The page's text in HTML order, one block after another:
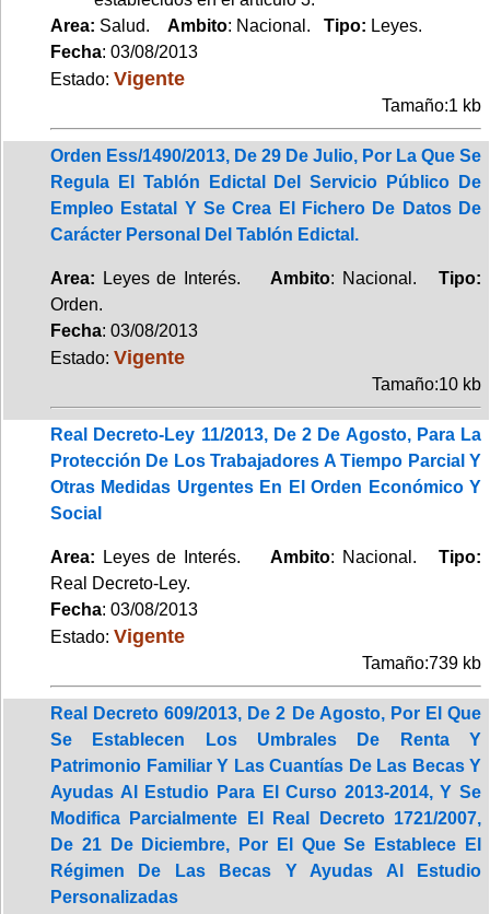
Area: Salud. Ambito: Nacional. Tipo: Leyes.
Fecha: 03/08/2013
Estado: Vigente
Tamaño:1 kb
Orden Ess/1490/2013, De 29 De Julio, Por La Que Se
Regula El Tablón Edictal Del Servicio Público De
Empleo Estatal Y Se Crea El Fichero De Datos De
Carácter Personal Del Tablón Edictal.
Area: Leyes de Interés. Ambito: Nacional.Tipo:
Orden.
Fecha: 03/08/2013
Estado: Vigente
Tamaño:10 kb
Real Decreto-Ley 11/2013, De 2 De Agosto, Para La
Protección De Los Trabajadores A Tiempo Parcial Y
Otras Medidas Urgentes En El Orden Económico Y
Social
Area: Leyes de Interés.Ambito: Nacional.Tipo:
Real Decreto-Ley.
Fecha: 03/08/2013
Estado: Vigente
Tamaño:739 kb
Real Decreto 609/2013, De 2 De Agosto, Por El Que
Se Establecen Los Umbrales De Renta Y
Patrimonio Familiar Y Las Cuantías De Las Becas Y
Ayudas Al Estudio Para El Curso 2013-2014, Y Se
Modifica Parcialmente El Real Decreto 1721/2007,
De 21 De Diciembre, Por El Que Se Establece El
Régimen De Las Becas Y Ayudas Al Estudio
Personalizadas